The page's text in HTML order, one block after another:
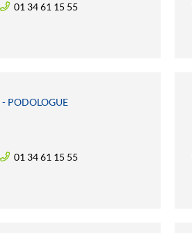
01 34 61 15 55
- PODOLOGUE
01 34 61 15 55